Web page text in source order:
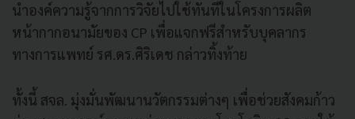
นำองค์ความรู้จากการวิจัยไปใช้ทันทีในโครงการผลิต
หน้ากากอนามัยของ CP เพื่อแจกฟรีสำหรับบุคลากร
ทางการแพทย์ รศ.ดร.ศิริเดช กล่าวทิ้งท้าย
ทั้งนี้ สจล. มุ่งมั่นพัฒนานวัตกรรมต่างๆ เพื่อช่วยสังคมก้าว